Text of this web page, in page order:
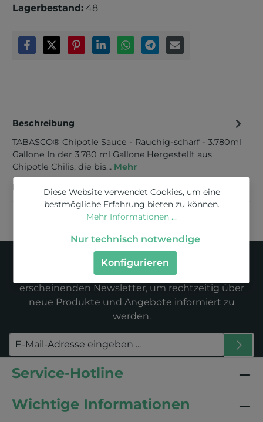
Lagerbestand: 48
Beschreibung
TABASCO® Chipotle Sauce - Rauchig-scharf - 3.780ml
Gallone In der 3.780 ml Gallone.Hergestellt aus
Chipotle Chilis, die bis… Mehr
Bewertungen
Newsletter
Abonnieren Sie jetzt unseren regelmäßig
erscheinenden Newsletter, um rechtzeitig über
neue Produkte und Angebote informiert zu
werden.
Service-Hotline
Wichtige Informationen
Diese Website verwendet Cookies, um eine
bestmögliche Erfahrung bieten zu können.
Mehr Informationen ...
Nur technisch notwendige
Konfigurieren